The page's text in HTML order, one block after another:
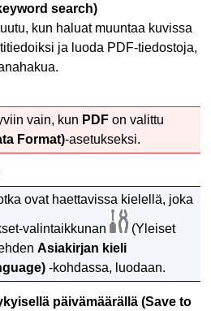
search)
kun haluat muuntaa kuvissa
ja luoda PDF-tiedostoja,
vain, kun PDF on valittu
Format)-asetukseksi.
ovat haettavissa kielellä, joka
valintaikkunan
(Yleiset
Asiakirjan kieli
-kohdassa, luodaan.
päivämäärällä (Save to